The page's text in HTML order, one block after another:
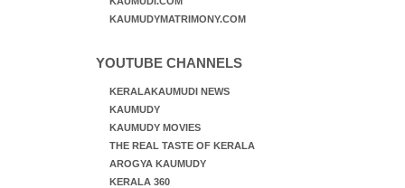
KAUMUDYMATRIMONY.COM
YOUTUBE CHANNELS
KERALAKAUMUDI NEWS
KAUMUDY
KAUMUDY MOVIES
THE REAL TASTE OF KERALA
AROGYA KAUMUDY
KERALA 360